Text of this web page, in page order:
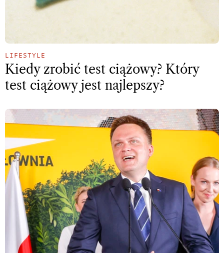
LIFESTYLE
Kiedy zrobić test ciążowy? Który
test ciążowy jest najlepszy?